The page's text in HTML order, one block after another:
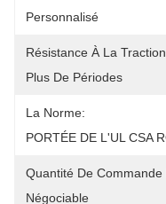
Personnalisé
Résistance À La
Plus De Périodes
La Norme:
PORTÉE DE L'UL CSA
Quantité De Commande
Négociable